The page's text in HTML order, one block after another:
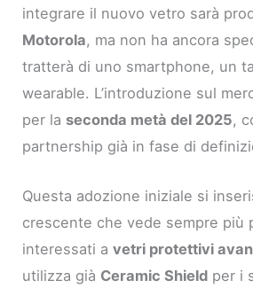
integrare il nuovo vetro sarà
Motorola, ma non ha ancora
tratterà di uno smartphone, un
wearable. L’introduzione sul
per la seconda metà del 2025,
partnership già in fase di
Questa adozione iniziale si
crescente che vede sempre più
interessati avetri protettivi
utilizza già Ceramic Shield per i